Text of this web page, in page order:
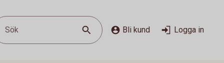
Sök Bli kund Logga in